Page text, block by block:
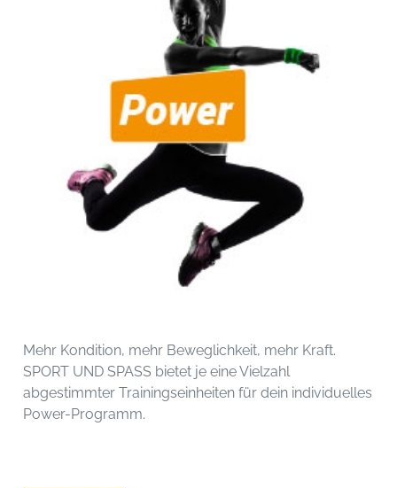
Mehr Kondition, mehr Beweglichkeit, mehr Kraft.
SPORT UND SPASS bietet je eine Vielzahl
abgestimmter Trainingseinheiten für dein individuelles
Power-Programm.